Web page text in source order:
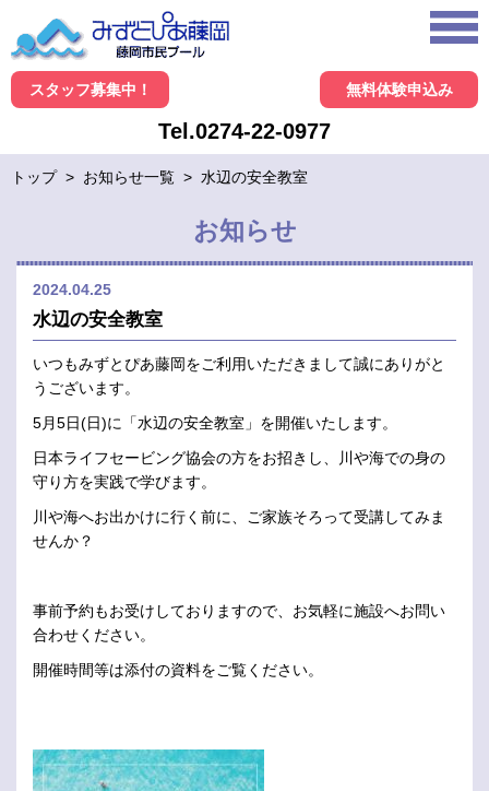
スタッフ募集中！ 無料体験申込み
Tel.0274-22-0977
トップ > お知らせ一覧 > 水辺の安全教室
お知らせ
2024.04.25
水辺の安全教室
いつもみずとぴあ藤岡をご利用いただきまして誠にありがと
うございます。
5月5日(日)に「水辺の安全教室」を開催いたします。
日本ライフセービング協会の方をお招きし、川や海での身の
守り方を実践で学びます。
川や海へお出かけに行く前に、ご家族そろって受講してみま
せんか？
事前予約もお受けしておりますので、お気軽に施設へお問い
合わせください。
開催時間等は添付の資料をご覧ください。